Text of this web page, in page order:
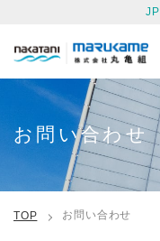
JP
お問い合わせ
TOP お問い合わせ